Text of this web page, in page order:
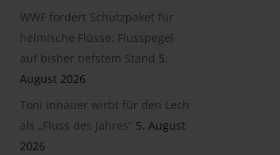
WWF fordert Schutzpaket für
heimische Flüsse: Flusspegel
auf bisher tiefstem Stand 5.
August 2026
Toni Innauer wirbt für den Lech
als „Fluss des Jahres“ 5. August
2026